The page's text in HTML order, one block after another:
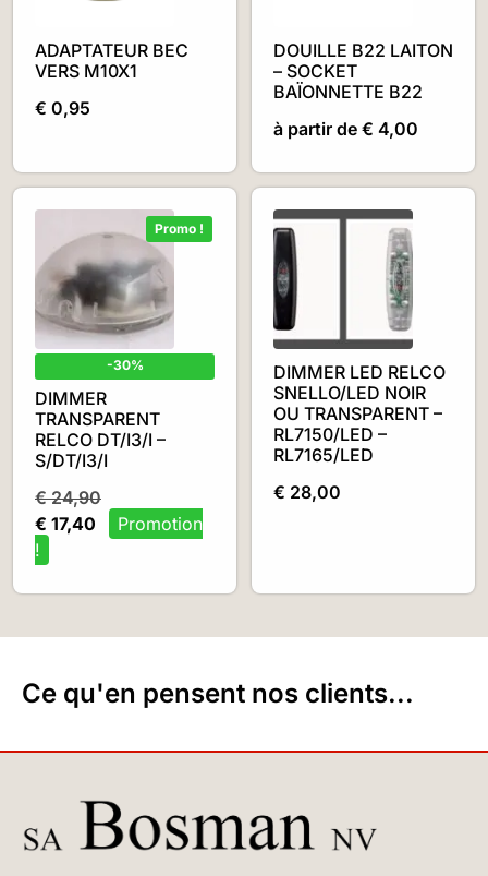
ADAPTATEUR BEC
VERS M10X1
€ 0,95
DOUILLE B22 LAITON
– SOCKET
BAÏONNETTE B22
à partir de € 4,00
Promo !
-30%
DIMMER
TRANSPARENT
RELCO DT/I3/I –
S/DT/I3/I
€24,90
€ 17,40
DIMMER LED RELCO
SNELLO/LED NOIR
OU TRANSPARENT –
RL7150/LED –
RL7165/LED
€ 28,00
Ce qu'en pensent nos clients...